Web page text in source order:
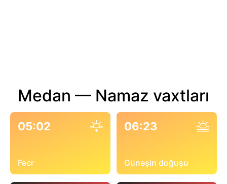
Medan — Namaz vaxtları
05:02
Fəcr
06:23
Günəşin doğuşu